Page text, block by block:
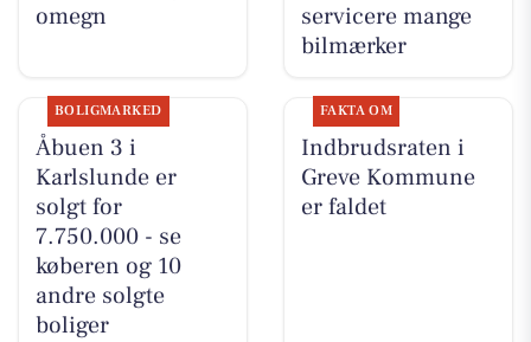
omegn
servicere mange
bilmærker
BOLIGMARKED
Åbuen 3 i
Karlslunde er
solgt for
7.750.000 - se
køberen og 10
andre solgte
boliger
FAKTA OM
Indbrudsraten i
Greve Kommune
er faldet